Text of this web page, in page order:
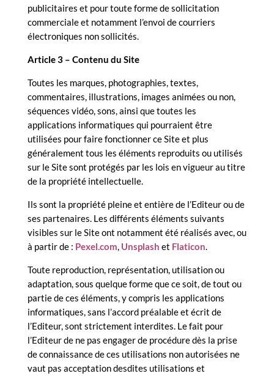
publicitaires et pour toute forme de sollicitation
commerciale et notamment l’envoi de courriers
électroniques non sollicités.
Article 3 – Contenu du Site
Toutes les marques, photographies, textes,
commentaires, illustrations, images animées ou non,
séquences vidéo, sons, ainsi que toutes les
applications informatiques qui pourraient être
utilisées pour faire fonctionner ce Site et plus
généralement tous les éléments reproduits ou utilisés
sur le Site sont protégés par les lois en vigueur au titre
de la propriété intellectuelle.
Ils sont la propriété pleine et entière de l’Editeur ou de
ses partenaires. Les différents éléments suivants
visibles sur le Site ont notamment été réalisés avec, ou
à partir de : Pexel.com, Unsplash et Flaticon.
Toute reproduction, représentation, utilisation ou
adaptation, sous quelque forme que ce soit, de tout ou
partie de ces éléments, y compris les applications
informatiques, sans l’accord préalable et écrit de
l’Editeur, sont strictement interdites. Le fait pour
l’Editeur de ne pas engager de procédure dès la prise
de connaissance de ces utilisations non autorisées ne
vaut pas acceptation desdites utilisations et